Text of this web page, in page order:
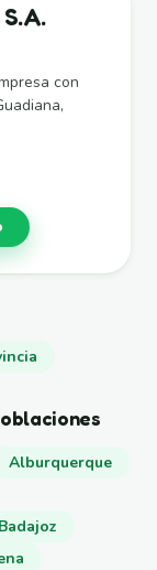
con
Alburquerque
Badajoz